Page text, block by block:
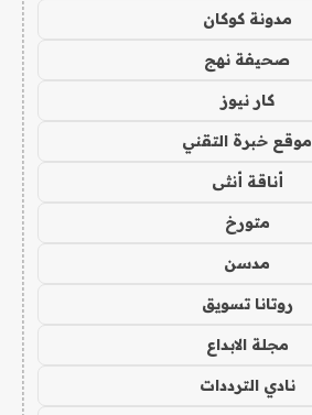
مدونة كوكان
صحيفة نهج
كار نيوز
موقع خبرة التقني
أناقة أنثى
متورخ
مدسن
روتانا تسويق
مجلة الابداع
نادي الترددات